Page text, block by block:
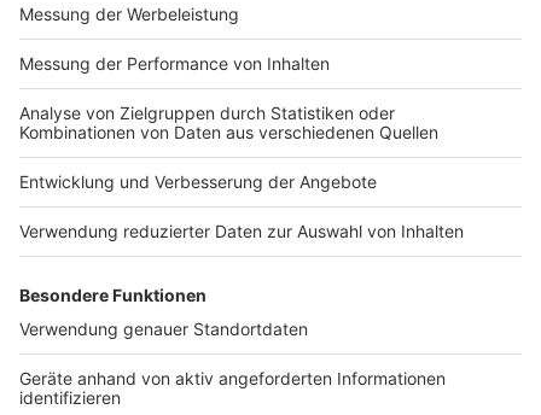
zusammenhängt, dass heute - anders als vor 10
Jahren - mehr Sachen gemeldet werden. Damals
wurde ja mehr unter den Teppich gekehrt. Die
damit kriegen wir immer mehr Fälle aus dem
Dunkelfeld ins Hellfeld.“
Anzeige